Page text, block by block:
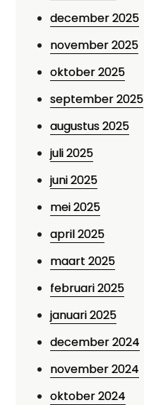
december 2025
november 2025
oktober 2025
september 2025
augustus 2025
juli 2025
juni 2025
mei 2025
april 2025
maart 2025
februari 2025
januari 2025
december 2024
november 2024
oktober 2024